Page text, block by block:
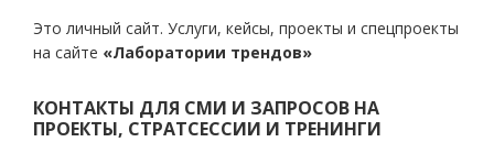
Это личный сайт. Услуги, кейсы, проекты и спецпроекты
на сайте «Лаборатории трендов»
КОНТАКТЫ ДЛЯ СМИ И ЗАПРОСОВ НА
ПРОЕКТЫ, СТРАТСЕССИИ И ТРЕНИНГИ